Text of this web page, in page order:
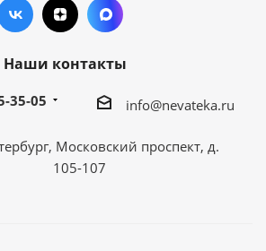
Наши контакты
35-05 info@nevateka.ru
Московский проспект, д.
105-107